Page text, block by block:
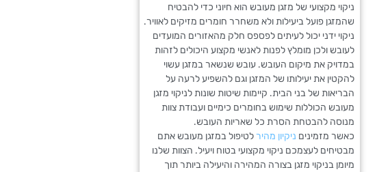
ניקוי מקצועי של מזגן מעובש הוא חיוני כדי להבטיח
שהמזגן פועל ביעילות ולא משחרר חומרים מזיקים לאוויר.
ניקוי ידני יכול לעיתים לפספס חלק מהאזורים המועדים
לעובש ולכן מומלץ לפנות לאנשי מקצוע היכולים לזהות
במדויק את מיקום העובש. עובש שנשאר במזגן עשוי
להקטין את יעילותו של המזגן וגם להשפיע לרעה על
הבריאות של בני הבית. קיימות שיטות שונות לניקוי מזגן
מעובש הכוללות שימוש בחומרים כימיים ועבודת צוות
מנוסה להבטחת הסרת כל שאריות העובש.
כאשר מזמינים ניקיון מהירלטיפול במזגן מעובש אתם
מבטיחים לעצמכם ניקוי מקצועי בטוח ויעיל. הצוות שלנו
מיומן בניקוי מזגן בצורה המהירה והיעילה ביותר תוך